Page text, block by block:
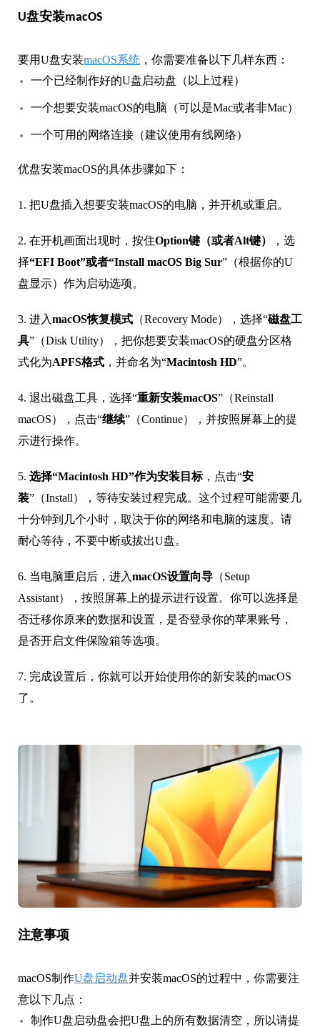
U盘安装macOS
要用U盘安装macOS系统 ，你需要准备以下几样东西：
一个已经制作好的U盘启动盘（以上过程）
一个想要安装macOS的电脑（可以是Mac或者非Mac）
一个可用的网络连接（建议使用有线网络）
优盘安装macOS的具体步骤如下：
1. 把U盘插入想要安装macOS的电脑，并开机或重启。
2. 在开机画面出现时，按住Option键（或者Alt键）
，选
择“EFI Boot”或者“Install macOS Big Sur”（根据你的U
盘显示）作为启动选项。
3. 进入macOS恢复模式 （Recovery Mode），选择“磁盘工
具”（Disk Utility），把你想要安装macOS的硬盘分区格
式化为APFS格式 ，并命名为“Macintosh HD”。
4. 退出磁盘工具，选择“重新安装macOS”（Reinstall
macOS），点击“继续”（Continue），并按照屏幕上的提
示进行操作。
5. 选择“Macintosh HD”作为安装目标，点击“安
装”（Install），等待安装过程完成。这个过程可能需要几
十分钟到几个小时，取决于你的网络和电脑的速度。请
耐心等待，不要中断或拔出U盘。
6. 当电脑重启后，进入macOS设置向导 （Setup
Assistant），按照屏幕上的提示进行设置。你可以选择是
否迁移你原来的数据和设置，是否登录你的苹果账号，
是否开启文件保险箱等选项。
7. 完成设置后，你就可以开始使用你的新安装的macOS
了。
注意事项
macOS制作U盘启动盘并安装macOS的过程中，你需要注
意以下几点：
制作U盘启动盘会把U盘上的所有数据清空，所以请提